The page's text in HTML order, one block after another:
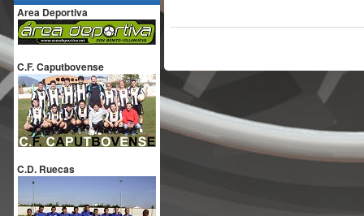
Area Deportiva
C.F. Caputbovense
C.D. Ruecas